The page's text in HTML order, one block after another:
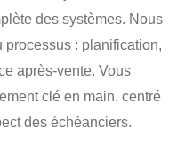
des systèmes. Nous
processus : planification,
après-vente. Vous
clé en main, centré
des échéanciers.